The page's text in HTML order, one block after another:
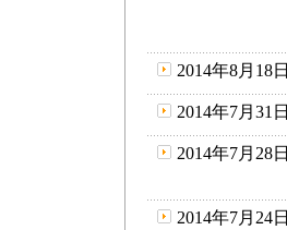
2014年8月18日
2014年7月31日
2014年7月28日
2014年7月24日